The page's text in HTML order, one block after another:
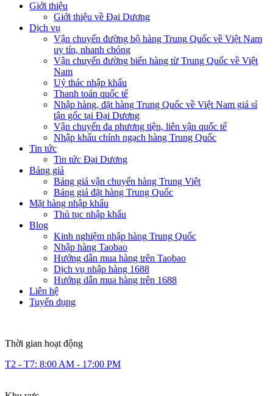
Giới thiệu
Giới thiệu về Đại Dương
Dịch vụ
Vận chuyển đường bộ hàng Trung Quốc về Việt Nam
uy tín, nhanh chóng
Vận chuyển đường biển hàng từ Trung Quốc về Việt
Nam
Uỷ thác nhập khẩu
Thanh toán quốc tế
Nhập hàng, đặt hàng Trung Quốc về Việt Nam giá sỉ
tận gốc tại Đại Dương
Vận chuyển đa phương tiện, liên vận quốc tế
Nhập khẩu chính ngạch hàng Trung Quốc
Tin tức
Tin tức Đại Dương
Bảng giá
Bảng giá vận chuyển hàng Trung Việt
Bảng giá đặt hàng Trung Quốc
Mặt hàng nhập khẩu
Thủ tục nhập khẩu
Blog
Kinh nghiệm nhập hàng Trung Quốc
Nhập hàng Taobao
Hướng dẫn mua hàng trên Taobao
Dịch vụ nhập hàng 1688
Hướng dẫn mua hàng trên 1688
Liên hệ
Tuyển dụng
Thời gian hoạt động
T2 - T7: 8:00 AM - 17:00 PM